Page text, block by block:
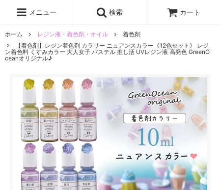
メニュー 検索 カート
ホーム レジン液・着色剤・オイル
着色剤
【着色剤】レジン着色剤 カラリー ニュアンスカラー《12色セット》 レジ
ン着色料 くすみカラー 大人女子 パステル 推し活 UVレジン液 高発色 GreenO
ceanオリジナル♪